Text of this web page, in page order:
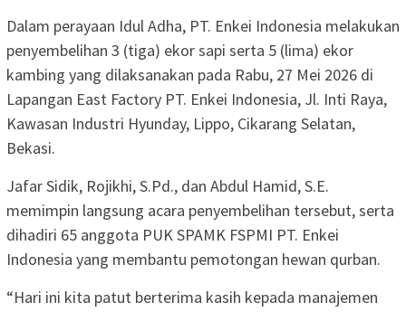
Dalam perayaan Idul Adha, PT. Enkei Indonesia melakukan
penyembelihan 3 (tiga) ekor sapi serta 5 (lima) ekor
kambing yang dilaksanakan pada Rabu, 27 Mei 2026 di
Lapangan East Factory PT. Enkei Indonesia, Jl. Inti Raya,
Kawasan Industri Hyunday, Lippo, Cikarang Selatan,
Bekasi.
Jafar Sidik, Rojikhi, S.Pd., dan Abdul Hamid, S.E.
memimpin langsung acara penyembelihan tersebut, serta
dihadiri 65 anggota PUK SPAMK FSPMI PT. Enkei
Indonesia yang membantu pemotongan hewan qurban.
“Hari ini kita patut berterima kasih kepada manajemen